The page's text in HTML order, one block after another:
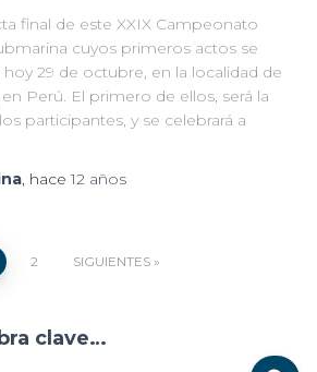
final de este XXIX Campeonato
cuyos primeros actos se
29 de octubre, en la localidad de
Perú. El primero de ellos, será la
participantes, y se celebrará a
, hace12 años
2 SIGUIENTES
clave…